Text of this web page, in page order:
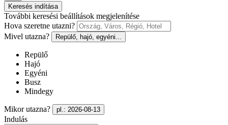
Keresés indítása
További keresési beállítások megjelenítése
Hova szeretne utazni?
Mivel utazna?
Repülő, hajó, egyéni...
Repülő
Hajó
Egyéni
Busz
Mindegy
Mikor utazna? pl.: 2026-08-13
Indulás